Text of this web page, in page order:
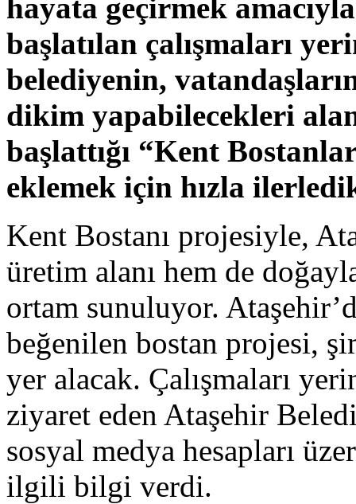
hayata geçirmek
başlatılan çalışmaları
belediyenin,
dikim yapabilecekleri
başlattığı “Kent
eklemek için hızla
Kent Bostanı projesiyle,
üretim alanı hem de
ortam sunuluyor.
beğenilen bostan projesi,
yer alacak. Çalışmaları
ziyaret eden Ataşehir
sosyal medya hesapları
ilgili bilgi verdi.